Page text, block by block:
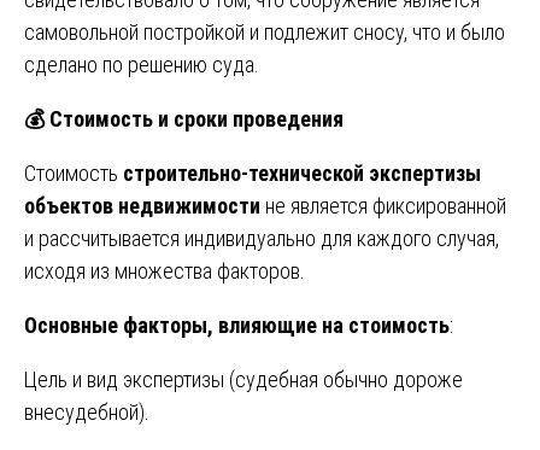
самовольной постройкой и подлежит сносу, что и было
сделано по решению суда.
💰Стоимость и сроки проведения
Стоимость строительно-технической экспертизы
объектов недвижимости не является фиксированной
и рассчитывается индивидуально для каждого случая,
исходя из множества факторов.
Основные факторы, влияющие на стоимость:
Цель и вид экспертизы (судебная обычно дороже
внесудебной).